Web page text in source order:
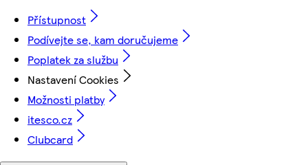
Přístupnost
Podívejte se, kam doručujeme
Poplatek za službu
Nastavení Cookies
Možnosti platby
itesco.cz
Clubcard